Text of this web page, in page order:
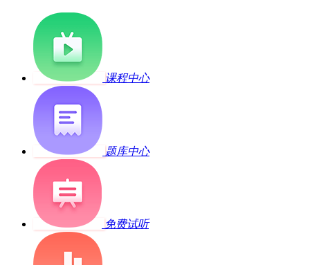
课程中心
题库中心
免费试听